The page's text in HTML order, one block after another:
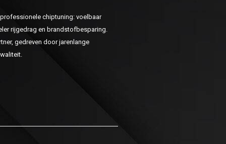
professionele chiptuning: voelbaar
rijgedrag en brandstofbesparing.
gedreven door jarenlange